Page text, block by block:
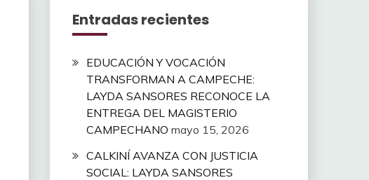
Entradas recientes
EDUCACIÓN Y VOCACIÓN
TRANSFORMAN A CAMPECHE:
LAYDA SANSORES RECONOCE LA
ENTREGA DEL MAGISTERIO
CAMPECHANO mayo 15, 2026
CALKINÍ AVANZA CON JUSTICIA
SOCIAL: LAYDA SANSORES